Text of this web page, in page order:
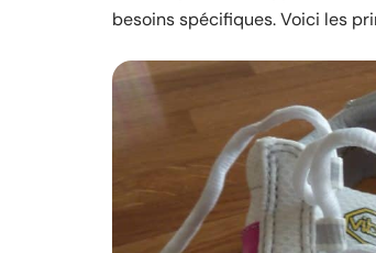
besoins spécifiques. Voici les